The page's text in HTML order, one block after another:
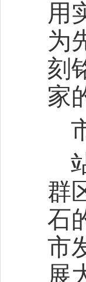
用
为
刻
家
群
石
市
展